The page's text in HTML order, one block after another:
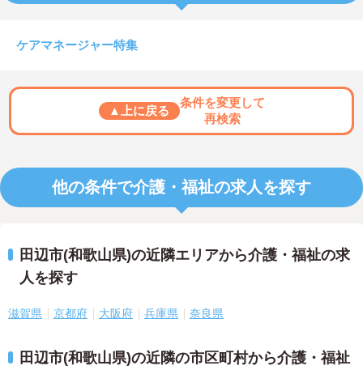
ケアマネージャー特集
▲上に戻る
条件を変更して
再検索
他の条件で介護・福祉の求人を探す
田辺市(和歌山県)の近隣エリアから介護・福祉の求
人を探す
滋賀県 京都府 大阪府 兵庫県 奈良県
田辺市(和歌山県)の近隣の市区町村から介護・福祉